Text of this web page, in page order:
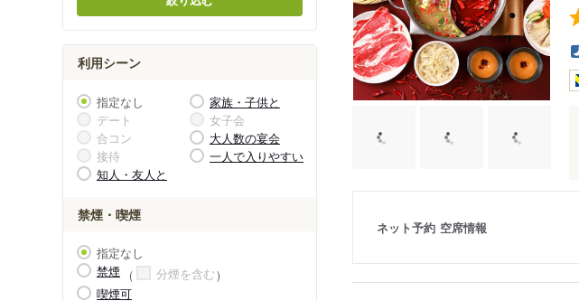
利用シーン
指定なし
家族・子供と
デート
女子会
合コン
大人数の宴会
接待
一人で入りやすい
知人・友人と
禁煙・喫煙
指定なし
禁煙
分煙を含む
喫煙可
ネット予約 空席情報